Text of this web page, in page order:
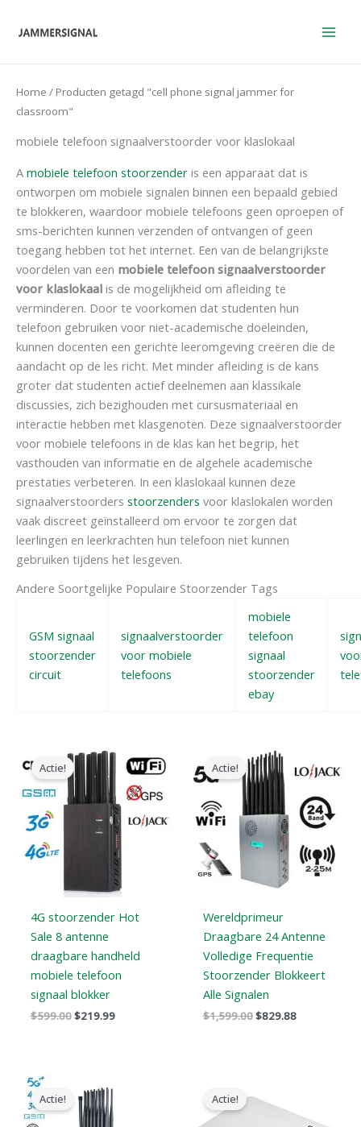
naar
Home / Producten getagd "cell phone signal jammer for
classroom"
mobiele telefoon signaalverstoorder voor klaslokaal
A mobiele telefoon stoorzender is een apparaat dat is
ontworpen om mobiele signalen binnen een bepaald gebied
te blokkeren, waardoor mobiele telefoons geen oproepen of
sms-berichten kunnen verzenden of ontvangen of geen
toegang hebben tot het internet. Een van de belangrijkste
voordelen van een mobiele telefoon signaalverstoorder
voor klaslokaal is de mogelijkheid om afleiding te
verminderen. Door te voorkomen dat studenten hun
telefoon gebruiken voor niet-academische doeleinden,
kunnen docenten een gerichte leeromgeving creëren die de
aandacht op de les richt. Met minder afleiding is de kans
groter dat studenten actief deelnemen aan klassikale
discussies, zich bezighouden met cursusmateriaal en
interactie hebben met klasgenoten. Deze signaalverstoorder
voor mobiele telefoons in de klas kan het begrip, het
vasthouden van informatie en de algehele academische
prestaties verbeteren. In een klaslokaal kunnen deze
signaalverstoorders stoorzenders voor klaslokalen worden
vaak discreet geïnstalleerd om ervoor te zorgen dat
leerlingen en leerkrachten hun telefoon niet kunnen
gebruiken tijdens het lesgeven.
Andere Soortgelijke Populaire Stoorzender Tags
GSM signaal
stoorzender
circuit
signaalverstoorder
voor mobiele
telefoons
mobiele
telefoon
signaal
stoorzender
ebay
Actie!
4G stoorzender Hot
Sale 8 antenne
draagbare handheld
mobiele telefoon
signaal blokker
$599.00
prijs
was:
$599.00.
$219.99
prijs
$219.99.
Actie!
Wereldprimeur
Draagbare 24 Antenne
Volledige Frequentie
Stoorzender Blokkeert
Alle Signalen
$1,599.00
Oorspronkelijke
prijs
was:
$1,599.00.
$829.88
prijs
is:
Actie!
prijs
was:
$1,539.00.
Actie! was:
$369.69.